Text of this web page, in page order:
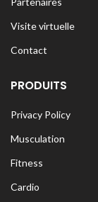
Visite virtuelle
Contact
PRODUITS
Privacy Policy
Musculation
Fitness
Cardio